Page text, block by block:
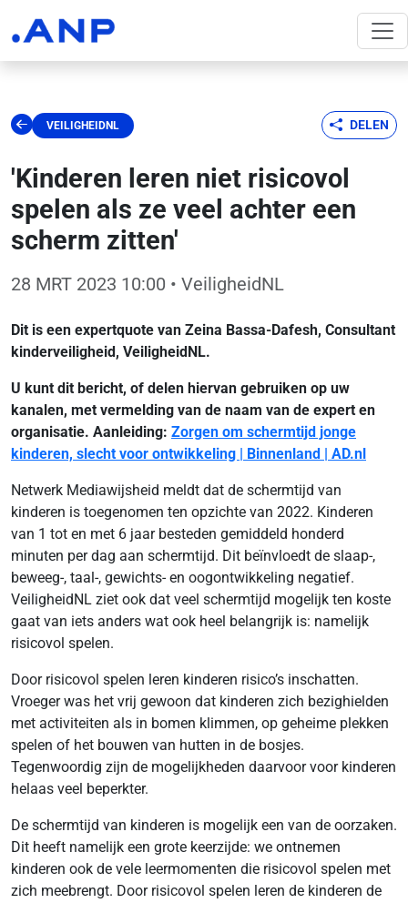
VEILIGHEIDNL DELEN
'Kinderen leren niet risicovol
spelen als ze veel achter een
scherm zitten'
28 MRT 2023 10:00 • VeiligheidNL
Dit is een expertquote van Zeina Bassa-Dafesh, Consultant
kinderveiligheid, VeiligheidNL.
U kunt dit bericht, of delen hiervan gebruiken op uw
kanalen, met vermelding van de naam van de expert en
organisatie. Aanleiding: Zorgen om schermtijd jonge
kinderen, slecht voor ontwikkeling | Binnenland | AD.nl
Netwerk Mediawijsheid meldt dat de schermtijd van
kinderen is toegenomen ten opzichte van 2022. Kinderen
van 1 tot en met 6 jaar besteden gemiddeld honderd
minuten per dag aan schermtijd. Dit beïnvloedt de slaap-,
beweeg-, taal-, gewichts- en oogontwikkeling negatief.
VeiligheidNL ziet ook dat veel schermtijd mogelijk ten koste
gaat van iets anders wat ook heel belangrijk is: namelijk
risicovol spelen.
Door risicovol spelen leren kinderen risico’s inschatten.
Vroeger was het vrij gewoon dat kinderen zich bezighielden
met activiteiten als in bomen klimmen, op geheime plekken
spelen of het bouwen van hutten in de bosjes.
Tegenwoordig zijn de mogelijkheden daarvoor voor kinderen
helaas veel beperkter.
De schermtijd van kinderen is mogelijk een van de oorzaken.
Dit heeft namelijk een grote keerzijde: we ontnemen
kinderen ook de vele leermomenten die risicovol spelen met
zich meebrengt. Door risicovol spelen leren de kinderen de